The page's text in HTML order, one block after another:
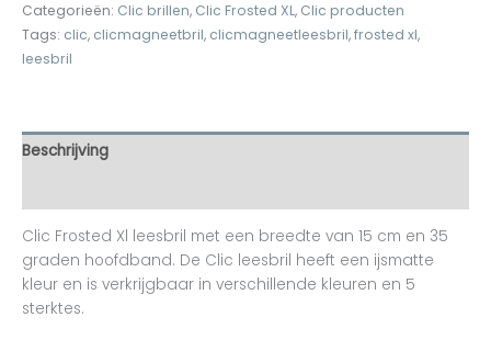
Categorieën: Clic brillen, Clic Frosted XL, Clic producten
Tags: clic, clicmagneetbril, clicmagneetleesbril,frosted xl,
leesbril
Beschrijving
Clic Frosted Xl leesbril met een breedte van 15 cm en 35
graden hoofdband. De Clic leesbril heeft een ijsmatte
kleur en is verkrijgbaar in verschillende kleuren en 5
sterktes.